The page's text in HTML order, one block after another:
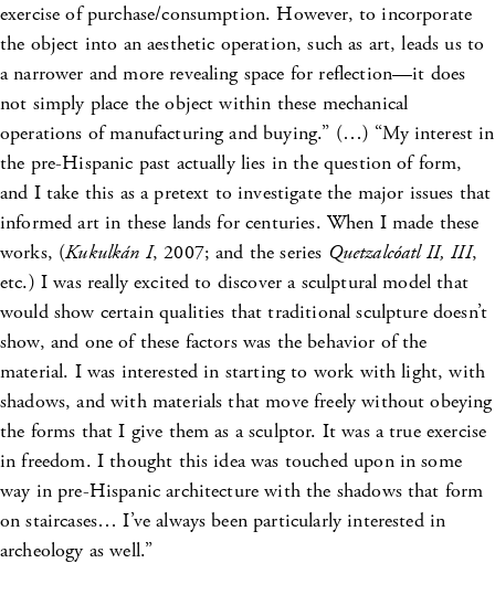
exercise of purchase/consumption. However, to incorporate
the object into an aesthetic operation, such as art, leads us to
a narrower and more revealing space for reflection—it does
not simply place the object within these mechanical
operations of manufacturing and buying.” (…) “My interest in
the pre-Hispanic past actually lies in the question of form,
and I take this as a pretext to investigate the major issues that
informed art in these lands for centuries. When I made these
works, (Kukulkán I, 2007; and the series Quetzalcóatl II, III,
etc.) I was really excited to discover a sculptural model that
would show certain qualities that traditional sculpture doesn’t
show, and one of these factors was the behavior of the
material. I was interested in starting to work with light, with
shadows, and with materials that move freely without obeying
the forms that I give them as a sculptor. It was a true exercise
in freedom. I thought this idea was touched upon in some
way in pre-Hispanic architecture with the shadows that form
on staircases… I’ve always been particularly interested in
archeology as well.”